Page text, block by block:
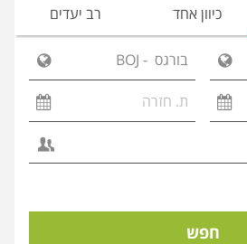
כיוון אחד רב יעדים
חפש